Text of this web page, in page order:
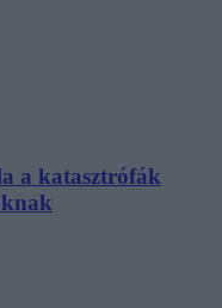
a katasztrófák